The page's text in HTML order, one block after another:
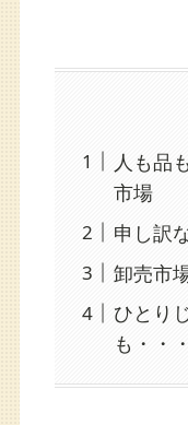
人も品
市場
申し訳
卸売市
ひとり
も・・・